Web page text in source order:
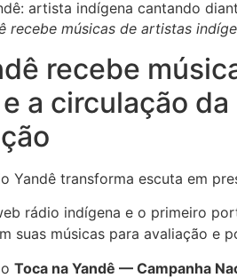
recebe músicas de artistas
recebe
a circulação
Yandê transforma escuta em
rádio indígena e o primeiro
suas músicas para avaliação e
Toca na Yandê — Campanha